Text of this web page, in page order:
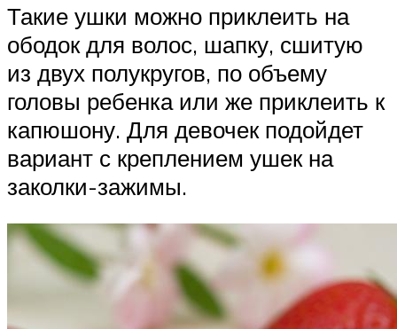
Такие ушки можно приклеить на
ободок для волос, шапку, сшитую
из двух полукругов, по объему
головы ребенка или же приклеить к
капюшону. Для девочек подойдет
вариант с креплением ушек на
заколки-зажимы.